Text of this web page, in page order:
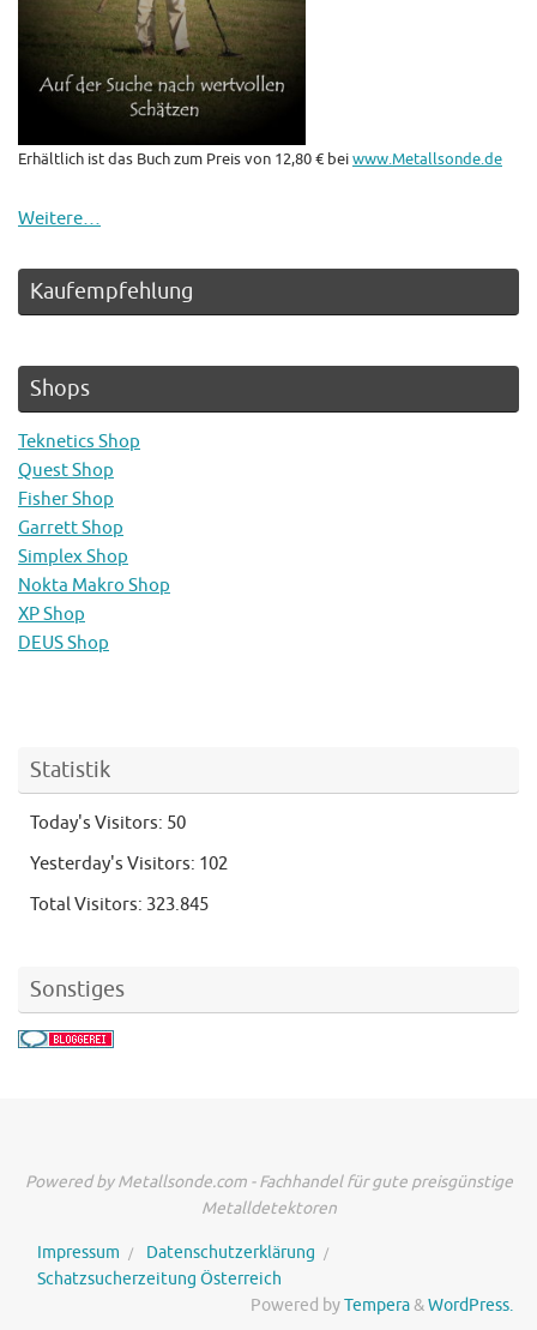
Erhältlich ist das Buch zum Preis von 12,80 € beiwww.Metallsonde.de
Weitere…
Kaufempfehlung
Shops
Teknetics Shop
Quest Shop
Fisher Shop
Garrett Shop
Simplex Shop
Nokta Makro Shop
XP Shop
DEUS Shop
Statistik
Today's Visitors: 50
Yesterday's Visitors: 102
Total Visitors: 323.845
Sonstiges
Powered by Metallsonde.com - Fachhandel für gute preisgünstige
Metalldetektoren
Impressum
Datenschutzerklärung
Schatzsucherzeitung Österreich
Powered byTempera&WordPress.